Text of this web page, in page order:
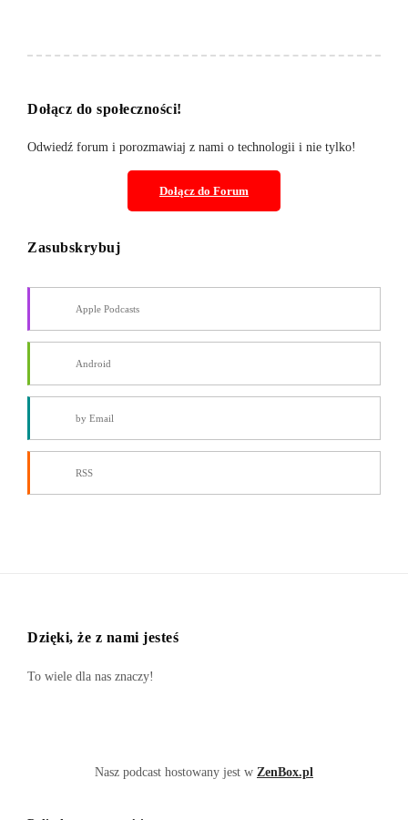
Dołącz do społeczności!
Odwiedź forum i porozmawiaj z nami o technologii i nie tylko!
Dołącz do Forum
Zasubskrybuj
Apple Podcasts
Android
by Email
RSS
Dzięki, że z nami jesteś
To wiele dla nas znaczy!
Nasz podcast hostowany jest w ZenBox.pl